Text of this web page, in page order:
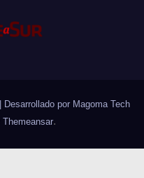
| Desarrollado por Magoma Tech
Themeansar.